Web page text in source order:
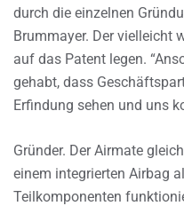
durch die einzelnen
Brummayer. Der vielleicht
auf das Patent legen.
gehabt, dass
Erfindung sehen und uns
Gründer. Der Airmate
einem integrierten Airbag
Teilkomponenten